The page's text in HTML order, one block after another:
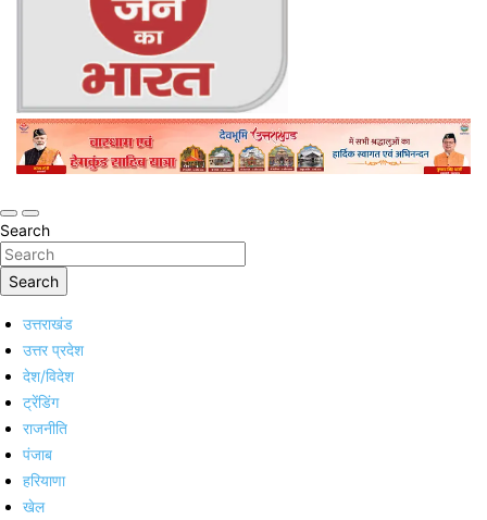
Jan Jan Ka Bharat
Online Trending Hindi News Website
Search
Search
उत्तराखंड
उत्तर प्रदेश
देश/विदेश
ट्रेंडिंग
राजनीति
पंजाब
हरियाणा
खेल